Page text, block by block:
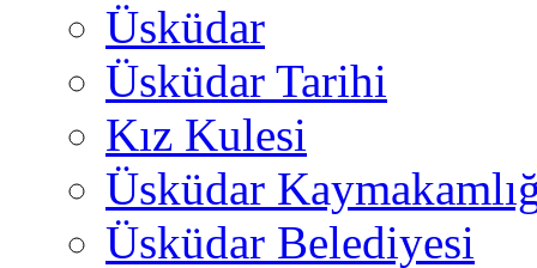
Üsküdar
Üsküdar Tarihi
Kız Kulesi
Üsküdar
Üsküdar Belediyesi